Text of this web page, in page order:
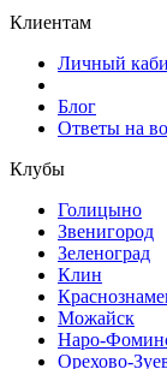
Клиентам
Личный
Блог
Ответы на
Клубы
Голицыно
Звенигород
Зеленоград
Клин
Можайск
Наро-
Орехово-